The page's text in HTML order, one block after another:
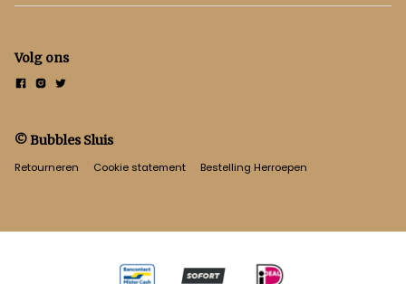
Volg ons
© Bubbles Sluis
Retourneren Cookie statement Bestelling Herroepen